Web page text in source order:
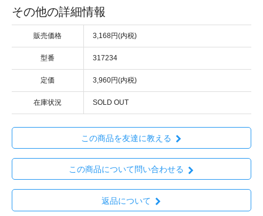
その他の詳細情報
販売価格 3,168円(内税)
型番 317234
定価 3,960円(内税)
在庫状況 SOLD OUT
この商品を友達に教える
この商品について問い合わせる
返品について